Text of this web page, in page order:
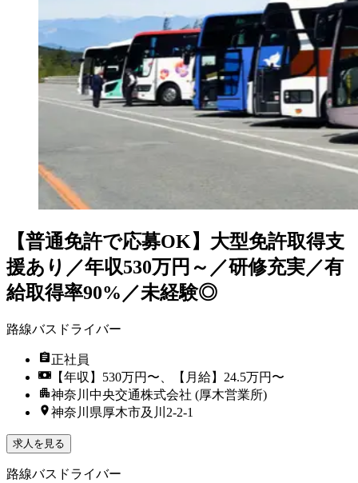
【普通免許で応募OK】大型免許取得支
援あり／年収530万円～／研修充実／有
給取得率90%／未経験◎
路線バスドライバー
正社員
【年収】530万円〜、【月給】24.5万円〜
神奈川中央交通株式会社 (厚木営業所)
神奈川県厚木市及川2-2-1
求人を見る
路線バスドライバー